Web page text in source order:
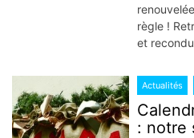
règle !
et
Actualités
: notre